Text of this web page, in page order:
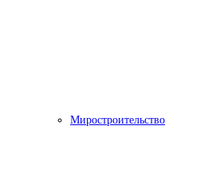
Миростроительство